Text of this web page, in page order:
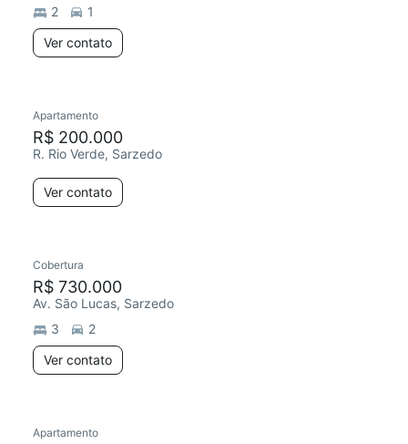
2
1
Ver contato
Apartamento
R$ 200.000
R. Rio Verde, Sarzedo
Ver contato
Cobertura
R$ 730.000
Av. São Lucas, Sarzedo
3
2
Ver contato
Apartamento